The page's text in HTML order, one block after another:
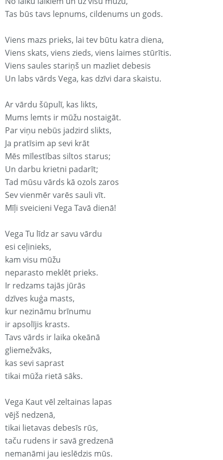
Tas būs tavs lepnums, cildenums un gods.
Viens mazs prieks, lai tev būtu katra diena,
Viens skats, viens zieds, viens laimes stūrītis.
Viens saules stariņš un mazliet debesis
Un labs vārds Vega, kas dzīvi dara skaistu.
Ar vārdu šūpulī, kas likts,
Mums lemts ir mūžu nostaigāt.
Par viņu nebūs jadzird slikts,
Ja pratīsim ap sevi krāt
Mēs mīlestības siltos starus;
Un darbu krietni padarīt;
Tad mūsu vārds kā ozols zaros
Sev vienmēr varēs sauli vīt.
Mīļi sveicieni Vega Tavā dienā!
Vega Tu līdz ar savu vārdu
esi ceļinieks,
kam visu mūžu
neparasto meklēt prieks.
Ir redzams tajās jūrās
dzīves kuģa masts,
kur nezināmu brīnumu
ir apsolījis krasts.
Tavs vārds ir laika okeānā
gliemežvāks,
kas sevi saprast
tikai mūža rietā sāks.
Vega Kaut vēl zeltainas lapas
vējš nedzenā,
tikai lietavas debesīs rūs,
taču rudens ir savā gredzenā
nemanāmi jau ieslēdzis mūs.